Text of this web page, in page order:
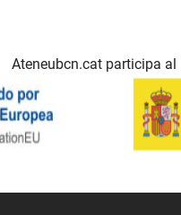
Ateneubcn.cat participa al